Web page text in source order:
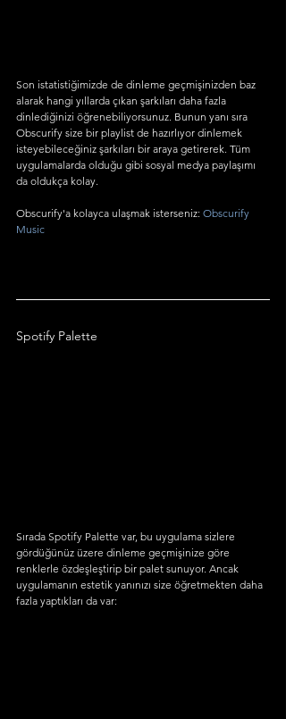
Son istatistiğimizde de dinleme geçmişinizden baz
alarak hangi yıllarda çıkan şarkıları daha fazla
dinlediğinizi öğrenebiliyorsunuz. Bunun yanı sıra
Obscurify size bir playlist de hazırlıyor dinlemek
isteyebileceğiniz şarkıları bir araya getirerek. Tüm
uygulamalarda olduğu gibi sosyal medya paylaşımı
da oldukça kolay.
Obscurify'a kolayca ulaşmak isterseniz: Obscurify
Music
Spotify Palette
Sırada Spotify Palette var, bu uygulama sizlere
gördüğünüz üzere dinleme geçmişinize göre
renklerle özdeşleştirip bir palet sunuyor. Ancak
uygulamanın estetik yanınızı size öğretmekten daha
fazla yaptıkları da var: